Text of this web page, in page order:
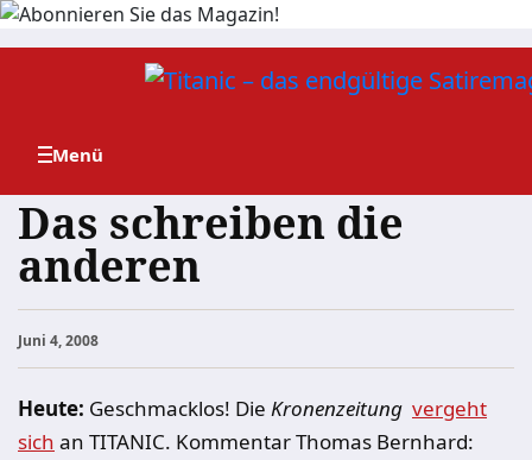
Zum
Das schreiben die
anderen
Juni 4, 2008
Heute: Geschmacklos! Die Kronenzeitung vergeht
sich an TITANIC. Kommentar Thomas Bernhard: